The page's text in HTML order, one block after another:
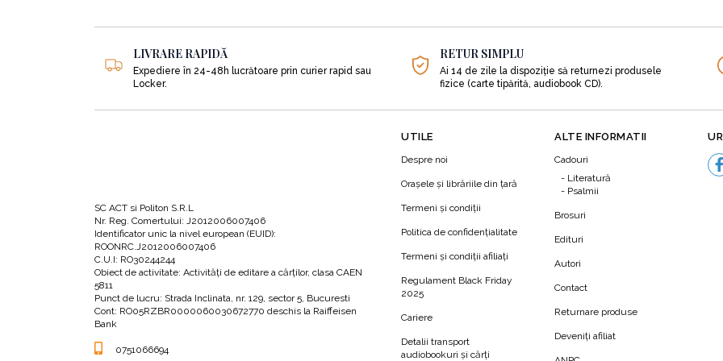
prezentate de autor drept idei care îți pot schimba viața. Ele te vor îndruma să îți schimbi modul de
• Identifică-te pe tine însuți dincolo de ignoranță;
Calmul este pacea lui Dumnezeu dinlăuntrul tău;
• Creezi obstacole, nu păcătuiești;
• Fii consecvent în a te abține de la falsitate;
• Fii consecvent în a te abține de la gândurile și faptele nocive.
LIVRARE RAPIDĂ
Expediere în 24-48h lucrătoare prin curier rapid sau
Locker.
RETUR SIMPLU
Ai 14 de zile la dispoziție să returnezi produsele
fizice (carte tipărită, audiobook CD).
SC ACT si Politon S.R.L
Nr. Reg. Comertului: J2012006007406
Identificator unic la nivel european (EUID):
ROONRC.J2012006007406
C.U.I: RO30244244
Obiect de activitate: Activităţi de editare a cărţilor, clasa CAEN
5811
Punct de lucru: Strada Inclinata, nr. 129, sector 5, Bucuresti
Cont: RO05RZBR0000060030672770 deschis la Raiffeisen
Bank
0751066694
UTILE
Despre noi
Orașele și librăriile din țară
Termeni şi condiţii
Politica de confidenţialitate
Termeni şi condiţii afiliaţi
Regulament Black Friday
2025
Cariere
Detalii transport
audiobookuri şi cărţi
ALTE INFORMATII
Cadouri
Literatură
Psalmii
Brosuri
Edituri
Autori
Contact
Returnare produse
Deveniți afiliat